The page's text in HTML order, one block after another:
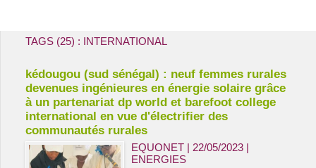
TAGS (25) : INTERNATIONAL
kédougou (sud sénégal) : neuf femmes rurales
devenues ingénieures en énergie solaire grâce
à un partenariat dp world et barefoot college
international en vue d'électrifier des
communautés rurales
EQUONET | 22/05/2023 |
ENERGIES